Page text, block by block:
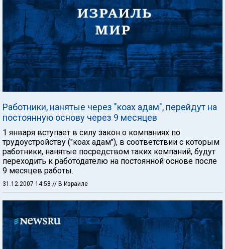
Работники, нанятые через "коах адам", перейдут на
постоянную основу через 9 месяцев
1 января вступает в силу закон о компаниях по
трудоустройству ("коах адам"), в соответствии с которым
работники, нанятые посредством таких компаний, будут
переходить к работодателю на постоянной основе после
9 месяцев работы.
31.12.2007 14:58 // В Израиле